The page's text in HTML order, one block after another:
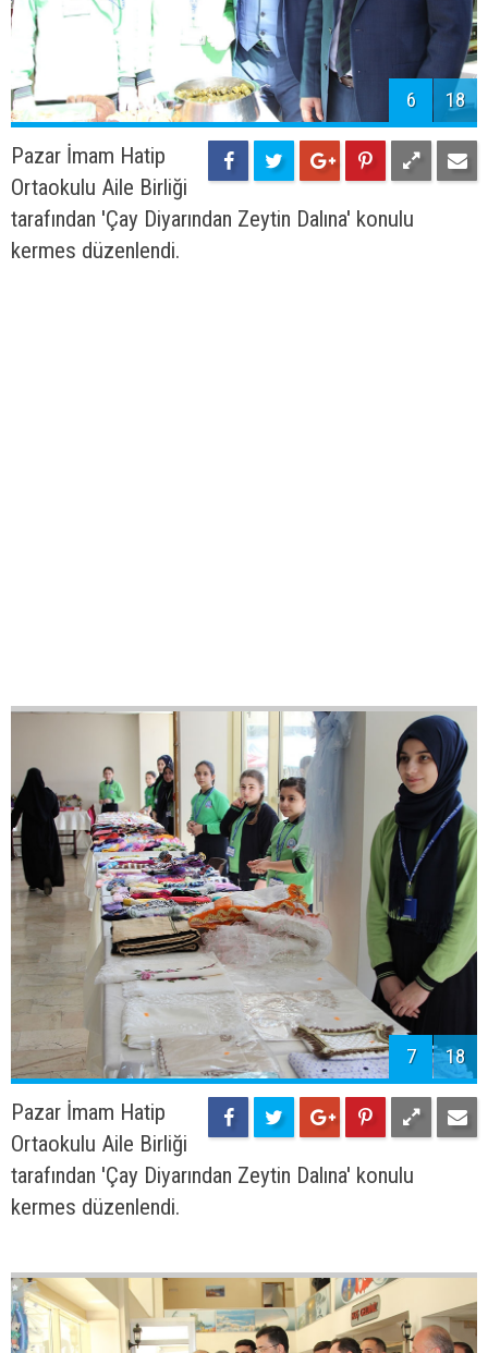
6 18
Pazar İmam Hatip
Ortaokulu Aile Birliği
tarafından 'Çay Diyarından Zeytin Dalına' konulu
kermes düzenlendi.
7 18
Pazar İmam Hatip
Ortaokulu Aile Birliği
tarafından 'Çay Diyarından Zeytin Dalına' konulu
kermes düzenlendi.